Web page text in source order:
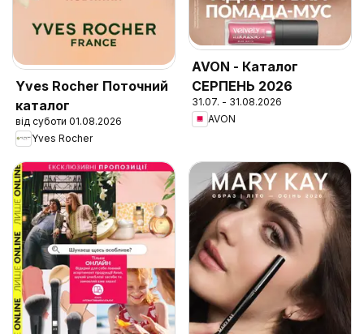
Yves Rocher Поточний
каталог
від суботи 01.08.2026
Yves Rocher
AVON - Каталог
СЕРПЕНЬ 2026
31.07. - 31.08.2026
AVON